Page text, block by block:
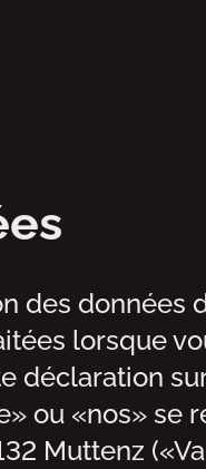
des données
lorsque
déclaration
ou «nos» se
Muttenz